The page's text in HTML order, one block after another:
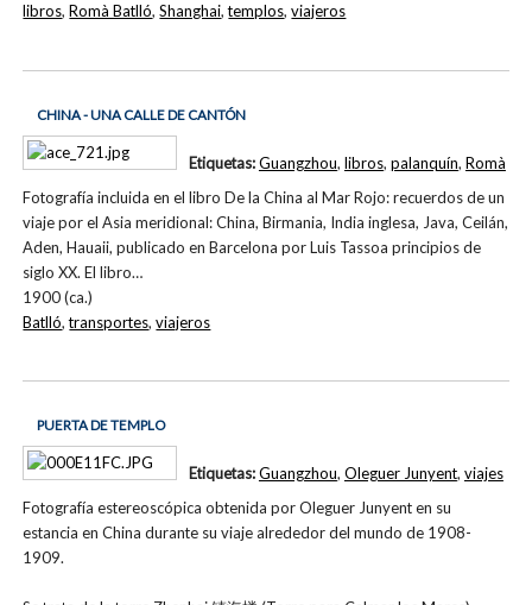
libros,Romà Batlló,Shanghai,templos,viajeros
CHINA - UNA CALLE DE CANTÓN
Fotografía incluida en el libro De la China al Mar Rojo: recuerdos de un
viaje por el Asia meridional: China, Birmania, India inglesa, Java, Ceilán,
Aden, Hauaii, publicado en Barcelona por Luis Tassoa principios de
siglo XX. El libro…
1900 (ca.)
Etiquetas:Guangzhou, libros, palanquín, Romà
Batlló,transportes,viajeros
PUERTA DE TEMPLO
Fotografía estereoscópica obtenida por Oleguer Junyent en su
estancia en China durante su viaje alrededor del mundo de 1908-
1909.
Etiquetas:Guangzhou, Oleguer Junyent, viajes